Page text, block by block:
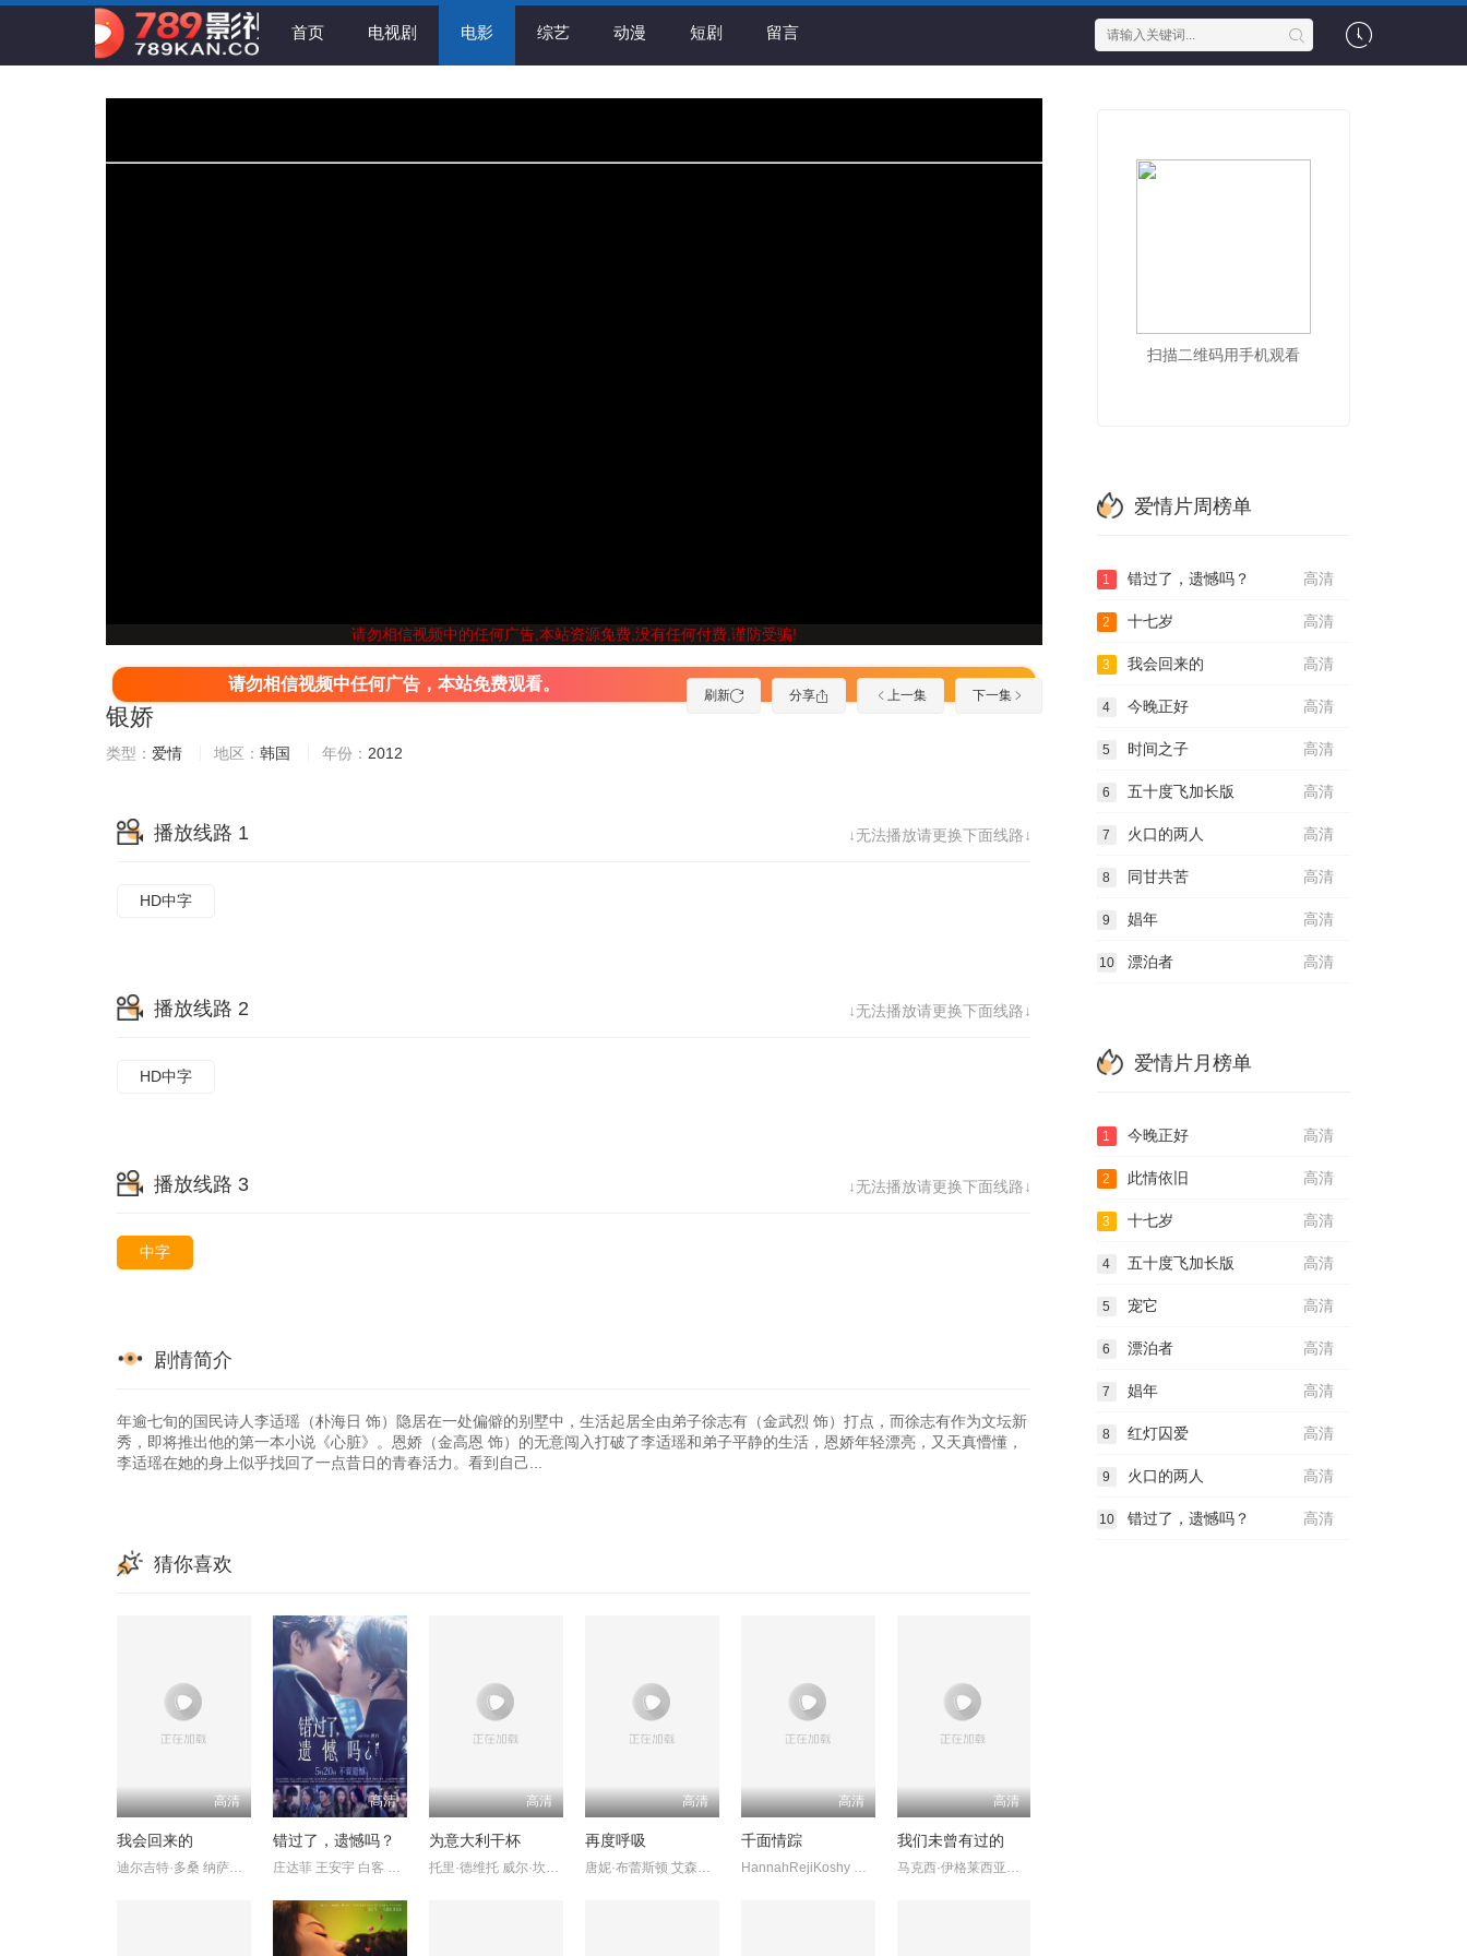
首页 电视剧 电影 综艺 动漫 短剧 留言
请勿相信视频中的任何广告,本站资源免费,没有任何付费,谨防受骗!
刷新 分享 上一集 下一集
请勿相信视频中任何广告，本站免费观看。
银娇
类型： 爱情 地区： 韩国 年份： 2012
↓无法播放请更换下面线路↓
播放线路 1
HD中字
↓无法播放请更换下面线路↓
播放线路 2
HD中字
↓无法播放请更换下面线路↓
播放线路 3
中字
剧情简介
年逾七旬的国民诗人李适瑶（朴海日 饰）隐居在一处偏僻的别墅中，生活起居全由弟子徐志有（金武烈 饰）打点，而徐志有作为文坛新
秀，即将推出他的第一本小说《心脏》。恩娇（金高恩 饰）的无意闯入打破了李适瑶和弟子平静的生活，恩娇年轻漂亮，又天真懵懂，
李适瑶在她的身上似乎找回了一点昔日的青春活力。看到自己...
猜你喜欢
高清
我会回来的
高清
错过了，遗憾吗？
高清
为意大利干杯
高清
再度呼吸
高清
千面情踪
高清
我们未曾有过的
扫描二维码用手机观看
爱情片周榜单
高清
1 错过了，遗憾吗？
高清
2 十七岁
高清
3 我会回来的
高清
4 今晚正好
高清
5 时间之子
高清
6 五十度飞加长版
高清
7 火口的两人
高清
8 同甘共苦
高清
9 娼年
高清
10 漂泊者
爱情片月榜单
高清
1 今晚正好
高清
2 此情依旧
高清
3 十七岁
高清
4 五十度飞加长版
高清
5 宠它
高清
6 漂泊者
高清
7 娼年
高清
8 红灯囚爱
高清
9 火口的两人
高清
10 错过了，遗憾吗？